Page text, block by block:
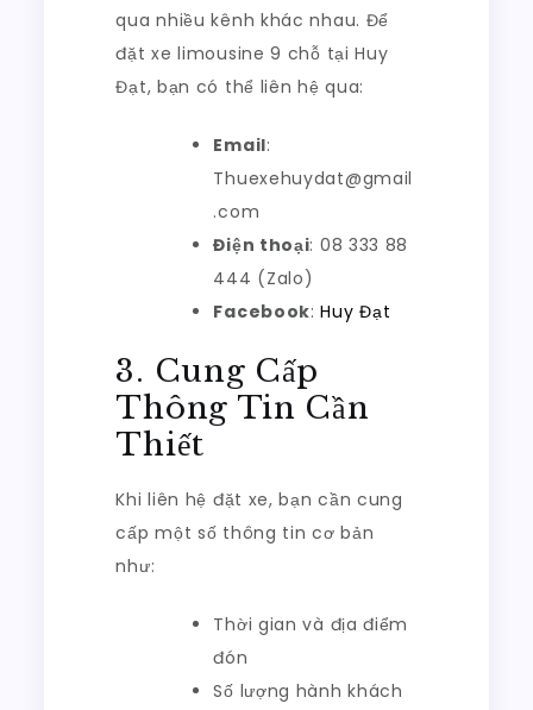
qua nhiều kênh khác nhau. Để
đặt xe limousine 9 chỗ tại Huy
Đạt, bạn có thể liên hệ qua:
Email:
Thuexehuydat@gmail
.com
Điện thoại: 08 333 88
444 (Zalo)
Facebook:Huy Đạt
3. Cung Cấp
Thông Tin Cần
Thiết
Khi liên hệ đặt xe, bạn cần cung
cấp một số thông tin cơ bản
như:
Thời gian và địa điểm
đón
Số lượng hành khách